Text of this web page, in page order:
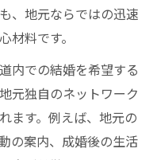
、地元ならではの迅速
材料です。
内での結婚を希望する
元独自のネットワーク
ます。例えば、地元の
の案内、成婚後の生活